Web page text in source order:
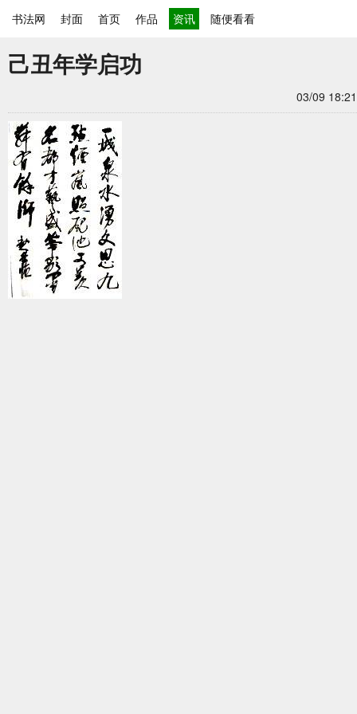
书法网 封面 首页 作品 资讯 随便看看
己丑年学启功
03/09 18:21